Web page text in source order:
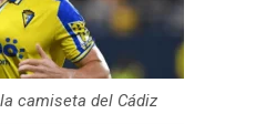
camiseta del Cádiz